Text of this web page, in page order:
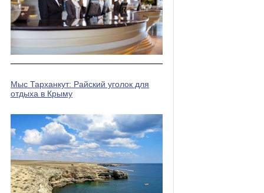
Мыс Тарханкут: Райский уголок для
отдыха в Крыму